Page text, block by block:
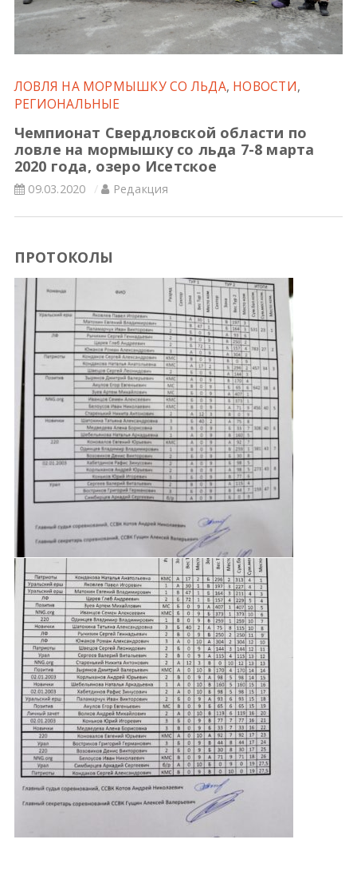
ЛОВЛЯ НА МОРМЫШКУ СО ЛЬДА, НОВОСТИ,
РЕГИОНАЛЬНЫЕ
Чемпионат Свердловской области по
ловле на мормышку со льда 7-8 марта
2020 года, озеро Исетское
09.03.2020 Редакция
ПРОТОКОЛЫ
Всероссийские правила